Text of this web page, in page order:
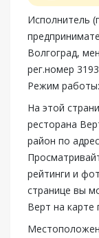
Исполнитель
Волгоград,
рег.номер
Режим
На этой
ресторана
район по
рейтинги и
странице вы
Верт на карте